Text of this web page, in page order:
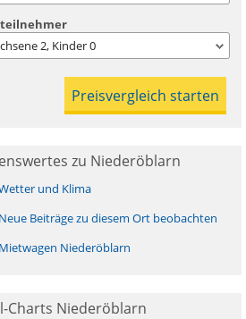
2, Kinder0
zu Niederöblarn
und Klima
Neue Beiträge zu diesem Ort beobachten
Mietwagen Niederöblarn
Charts Niederöblarn